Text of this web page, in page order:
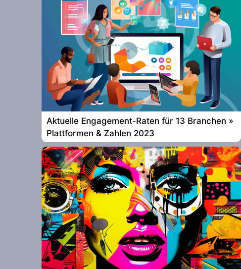
Aktuelle Engagement-Raten für 13 Branchen »
Plattformen & Zahlen 2023